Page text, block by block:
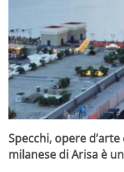
Specchi, opere
milanese di Arisa è